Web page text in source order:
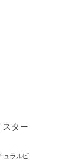
スター
ュラルビ